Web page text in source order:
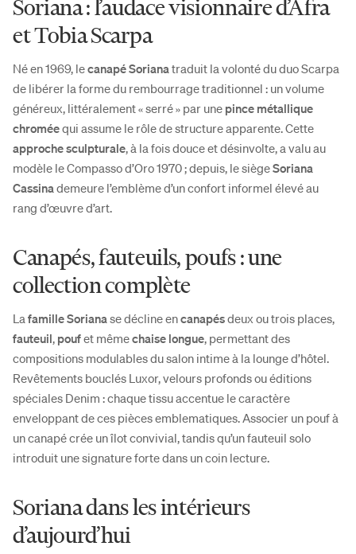
Soriana : l’audace visionnaire d’Afra
et Tobia Scarpa
Né en 1969, lecanapé Sorianatraduit la volonté du duo Scarpa
de libérer la forme du rembourrage traditionnel : un volume
généreux, littéralement « serré » par une pince métallique
chroméequi assume le rôle de structure apparente. Cette
approche sculpturale, à la fois douce et désinvolte, a valu au
modèle le Compasso d’Oro 1970 ; depuis, le siègeSoriana
Cassinademeure l’emblème d’un confort informel élevé au
rang d’œuvre d’art.
Canapés, fauteuils, poufs : une
collection complète
Lafamille Sorianase décline encanapésdeux ou trois places,
fauteuil, poufet mêmechaise longue, permettant des
compositions modulables du salon intime à la lounge d’hôtel.
Revêtements bouclés Luxor, velours profonds ou éditions
spéciales Denim : chaque tissu accentue le caractère
enveloppant de ces pièces emblematiques. Associer un pouf à
un canapé crée un îlot convivial, tandis qu’un fauteuil solo
introduit une signature forte dans un coin lecture.
Soriana dans les intérieurs
d’aujourd’hui